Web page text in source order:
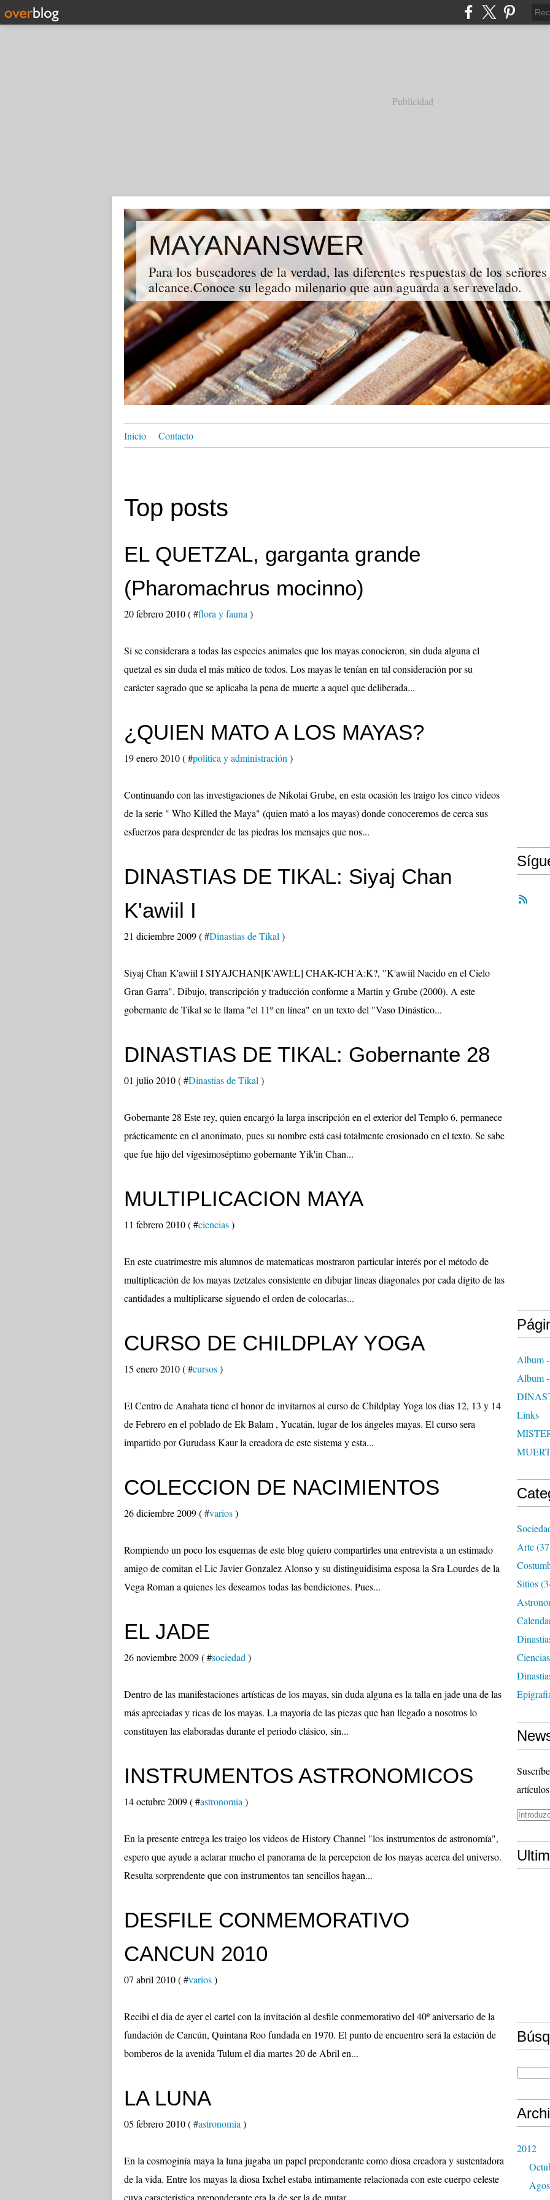
Publicidad
MAYANANSWER
Para los buscadores de la verdad, las diferentes respuestas de los
alcance.Conoce su legado milenario que aun aguarda a ser revelado.
Inicio Contacto
Top posts
EL QUETZAL, garganta grande
(Pharomachrus mocinno)
20 febrero 2010 ( #flora y fauna )
Si se considerara a todas las especies animales que los mayas conocieron, sin duda alguna el
quetzal es sin duda el más mítico de todos. Los mayas le tenían en tal consideración por su
carácter sagrado que se aplicaba la pena de muerte a aquel que deliberada...
¿QUIEN MATO A LOS MAYAS?
19 enero 2010 ( #politica y administración )
Continuando con las investigaciones de Nikolai Grube, en esta ocasión les traigo los cinco videos
de la serie " Who Killed the Maya" (quien mató a los mayas) donde conoceremos de cerca sus
esfuerzos para desprender de las piedras los mensajes que nos...
DINASTIAS DE TIKAL: Siyaj Chan
K'awiil I
21 diciembre 2009 ( #Dinastias de Tikal )
Siyaj Chan K'awiil I SIYAJCHAN[K'AWI:L] CHAK-ICH'A:K?, "K'awiil Nacido en el Cielo
Gran Garra". Dibujo, transcripción y traducción conforme a Martin y Grube (2000). A este
gobernante de Tikal se le llama "el 11º en línea" en un texto del "Vaso Dinástico...
DINASTIAS DE TIKAL: Gobernante 28
01 julio 2010 ( #Dinastias de Tikal )
Gobernante 28 Este rey, quien encargó la larga inscripción en el exterior del Templo 6, permanece
prácticamente en el anonimato, pues su nombre está casi totalmente erosionado en el texto. Se sabe
que fue hijo del vigesimoséptimo gobernante Yik'in Chan...
MULTIPLICACION MAYA
11 febrero 2010 ( #ciencias)
En este cuatrimestre mis alumnos de matematicas mostraron particular interés por el método de
multiplicación de los mayas tzetzales consistente en dibujar lineas diagonales por cada digito de las
cantidades a multiplicarse siguendo el orden de colocarlas...
CURSO DE CHILDPLAY YOGA
15 enero 2010 ( #cursos)
El Centro de Anahata tiene el honor de invitarnos al curso de Childplay Yoga los dias 12, 13 y 14
de Febrero en el poblado de Ek Balam , Yucatán, lugar de los ángeles mayas. El curso sera
impartido por Gurudass Kaur la creadora de este sistema y esta...
COLECCION DE NACIMIENTOS
26 diciembre 2009 ( #varios)
Rompiendo un poco los esquemas de este blog quiero compartirles una entrevista a un estimado
amigo de comitan el Lic Javier Gonzalez Alonso y su distinguidisima esposa la Sra Lourdes de la
Vega Roman a quienes les deseamos todas las bendiciones. Pues...
EL JADE
26 noviembre 2009 ( #sociedad )
Dentro de las manifestaciones artísticas de los mayas, sin duda alguna es la talla en jade una de las
más apreciadas y ricas de los mayas. La mayoría de las piezas que han llegado a nosotros lo
constituyen las elaboradas durante el periodo clásico, sin...
INSTRUMENTOS ASTRONOMICOS
14 octubre 2009 ( #astronomia )
En la presente entrega les traigo los videos de History Channel "los instrumentos de astronomía",
espero que ayude a aclarar mucho el panorama de la percepcion de los mayas acerca del universo.
Resulta sorprendente que con instrumentos tan sencillos hagan...
DESFILE CONMEMORATIVO
CANCUN 2010
07 abril 2010 ( #varios)
Recibi el dia de ayer el cartel con la invitación al desfile conmemorativo del 40º aniversario de la
fundación de Cancún, Quintana Roo fundada en 1970. El punto de encuentro será la estación de
bomberos de la avenida Tulum el dia martes 20 de Abril en...
LA LUNA
05 febrero 2010 ( #astronomia )
En la cosmoginía maya la luna jugaba un papel preponderante como diosa creadora y sustentadora
de la vida. Entre los mayas la diosa Ixchel estaba intimamente relacionada con este cuerpo celeste
cuya caracteristica preponderante era la de ser la de mutar...
Album
Album
Links
Arte
Sitios
Ciencias
2012